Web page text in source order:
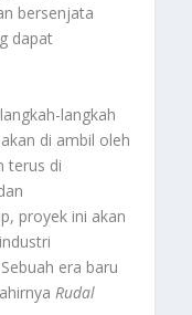
bersenjata
dapat
langkah
di ambil oleh
terus di
proyek ini akan
era baru
Rudal